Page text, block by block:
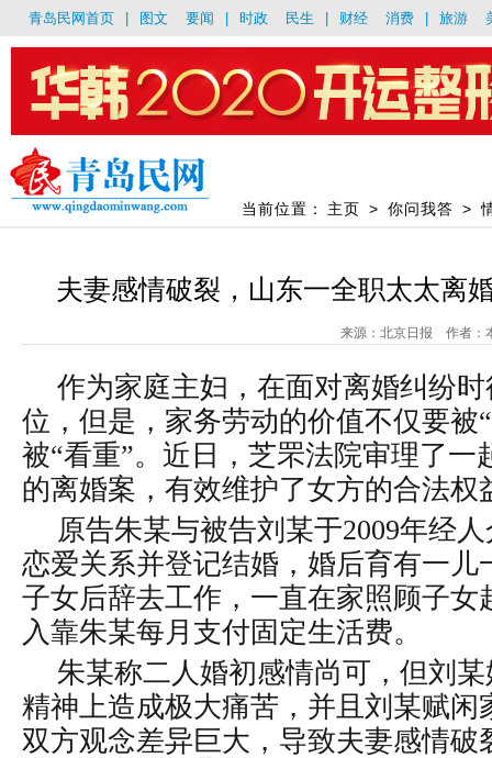
青岛民网首页 图文 要闻 时政 民生 财经 消费 旅游
当前位置： 主页 > 你问我答 >
夫妻感情破裂，山东一全职太太离
来源：北京日报 作者：
作为家庭主妇，在面对离婚纠纷
位，但是，家务劳动的价值不仅要被
被“看重”。近日，芝罘法院审理了一
的离婚案，有效维护了女方的合法权
原告朱某与被告刘某于2009年经
恋爱关系并登记结婚，婚后育有一儿
子女后辞去工作，一直在家照顾子女
入靠朱某每月支付固定生活费。
朱某称二人婚初感情尚可，但刘
精神上造成极大痛苦，并且刘某赋闲
双方观念差异巨大，导致夫妻感情破